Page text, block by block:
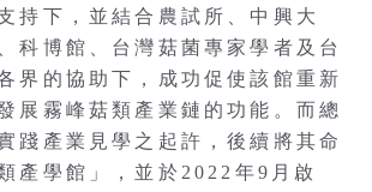
持下，並結合農試所、中興大
科博館、台灣菇菌專家學者及台
界的協助下，成功促使該館重新
展霧峰菇類產業鏈的功能。而總
踐產業見學之起許，後續將其命
產學館」，並於2022年9月啟